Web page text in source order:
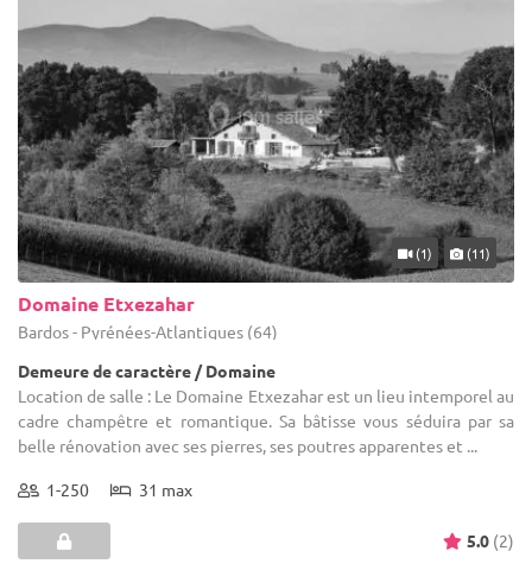
(1) (11)
Domaine Etxezahar
Bardos - Pyrénées-Atlantiques (64)
Demeure de caractère / Domaine
Location de salle : Le Domaine Etxezahar est un lieu intemporel au
cadre champêtre et romantique. Sa bâtisse vous séduira par sa
belle rénovation avec ses pierres, ses poutres apparentes et ...
1-250 31 max
5.0 (2)